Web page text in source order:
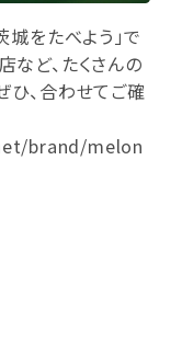
城をたべよう 」で
など、たくさんの
ひ、合わせてご確
brand/melon